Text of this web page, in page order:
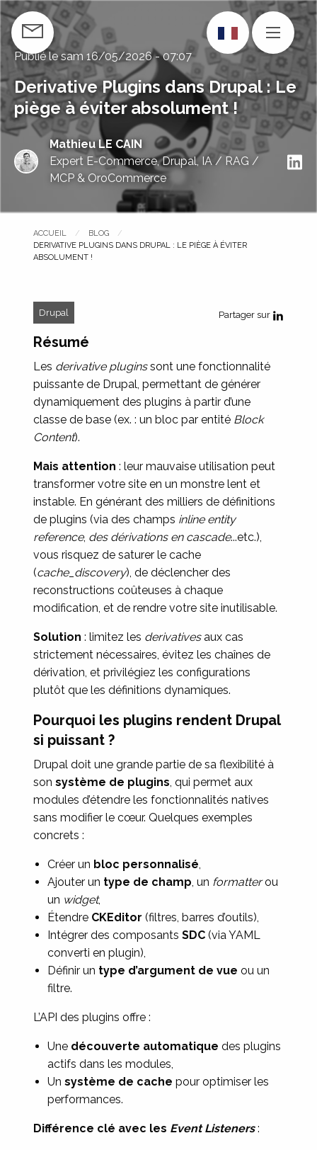
Aller
au
contenu
principal
CONTACTEZ-NOUS
MENU
Publié lesam 16/05/2026 - 07:07
Derivative Plugins dans Drupal : Le
piège à éviter absolument !
Mathieu LE CAIN
Expert E-Commerce, Drupal, IA / RAG /
MCP & OroCommerce
ACCUEIL
BLOG
PAGE COURANTE :
DERIVATIVE PLUGINS DANS DRUPAL : LE PIÈGE À ÉVITER
ABSOLUMENT !
Drupal Partager sur
Résumé
Les derivative pluginssont une fonctionnalité
puissante de Drupal, permettant de générer
dynamiquement des plugins à partir d’une
classe de base (ex. : un bloc par entité Block
Content).
Mais attention : leur mauvaise utilisation peut
transformer votre site en un monstre lent et
instable. En générant des milliers de définitions
de plugins (via des champs inline entity
reference, des dérivations en cascade...etc.),
vous risquez de saturer le cache
(cache_discovery), de déclencher des
reconstructions coûteuses à chaque
modification, et de rendre votre site inutilisable.
Solution : limitez les derivativesaux cas
strictement nécessaires, évitez les chaînes de
dérivation, et privilégiez les configurations
plutôt que les définitions dynamiques.
Pourquoi les plugins rendent Drupal
si puissant ?
Drupal doit une grande partie de sa flexibilité à
sonsystème de plugins, qui permet aux
modules d’étendre les fonctionnalités natives
sans modifier le cœur. Quelques exemples
concrets :
Créer un bloc personnalisé,
Ajouter un type de champ, un formatterou
un widget,
Étendre CKEditor (filtres, barres d’outils),
Intégrer des composantsSDC (via YAML
converti en plugin),
Définir un type d’argument de vue ou un
filtre.
L’API des plugins offre :
Une découverte automatique des plugins
actifs dans les modules,
Unsystème de cache pour optimiser les
performances.
Différence clé avec les Event Listeners: